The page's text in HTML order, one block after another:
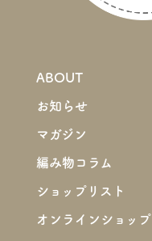
ABOUT
お知らせ
マガジン
編み物コラム
ショップリスト
オンラインショップ